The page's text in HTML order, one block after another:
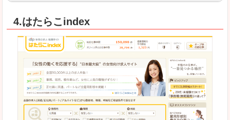
良いところ
「自分のペースで働きたい」「キャリアアップ」
はじめての転職についてのお役立ち情報が満載で
悪いところ
求人の掲載が少し見づらい印象があります。求人
給与が見た目ですぐにわからないことが多いです
4.はたらこindex